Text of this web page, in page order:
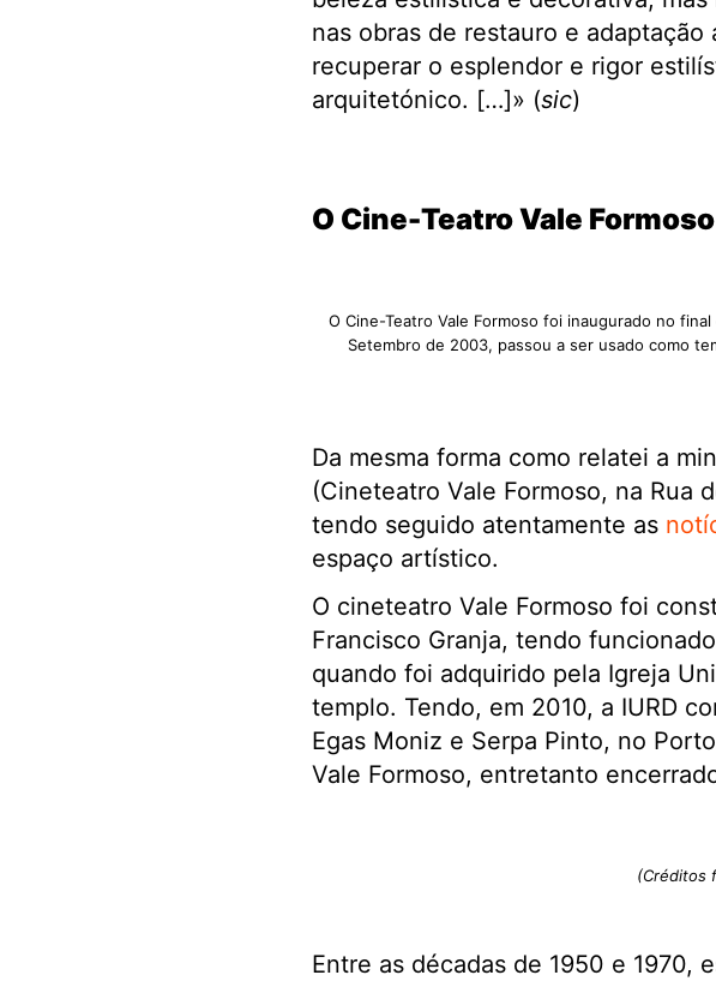
nas obras de restauro e
recuperar o esplendor e rigor
arquitetónico. […]» (sic)
O Cine-Teatro Vale Formoso
O Cine-Teatro Vale Formoso foi inaugurado no
Setembro de 2003, passou a ser usado como
Da mesma forma como relatei a
(Cineteatro Vale Formoso, na Rua
tendo seguido atentamente as
espaço artístico.
O cineteatro Vale Formoso foi
Francisco Granja, tendo
quando foi adquirido pela Igreja
templo. Tendo, em 2010, a IURD
Egas Moniz e Serpa Pinto, no
Vale Formoso, entretanto
(Créditos
Entre as décadas de 1950 e 1970,